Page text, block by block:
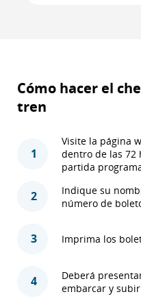
Cómo hacer el
tren
1
Visite la página
dentro de las 72
partida
2
Indique su
número de
3 Imprima los
4
Deberá
embarcar y subir